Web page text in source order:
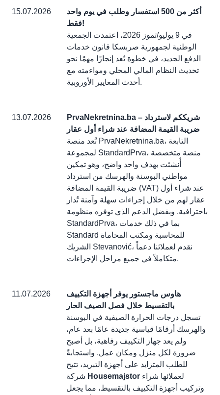
15.07.2026
أكثر من 500 استفسار وطلب في يوم واحد
فقط!
في 9 يوليو/تموز 2026، اعتمدت الجمعية
الوطنية لجمهورية صربسكا قانون خدمات
الدفع الجديد، في خطوة تُعد إنجازًا مهمًا نحو
تحديث النظام المالي المحلي ومواءمته مع
أحدث المعايير الأوروبية.
13.07.2026
PrvaNekretnina.ba – شريككم لاسترداد
ضريبة القيمة المضافة عند شراء أول عقار
تُعد منصة PrvaNekretnina.ba، التابعة
لمجموعة StandardPrva، منصة متخصصة
أُنشئت بهدف واحد واضح، وهو تمكين
مواطني البوسنة والهرسك من استرداد
ضريبة القيمة المضافة (VAT) عند شراء أول
عقار لهم من خلال إجراءات سهلة وآمنة تُدار
باحترافية. وبفضل الدعم الذي توفره منظومة
StandardPrva، بما في ذلك خدمات
Standard للمحاسبة ومكتب المحاماة
الشريك Stevanović، نقدم لعملائنا دعماً
متكاملاً في جميع مراحل الإجراءات.
11.07.2026
هاوس ماجستور يوفر أجهزة التكييف
بالتقسيط خلال فصل الصيف الحار
تسجل درجات الحرارة الصيفية في البوسنة
والهرسك أرقامًا قياسية جديدة عامًا بعد عام،
ولم يعد جهاز التكييف رفاهية، بل أصبح
ضرورة لكل منزل ومكان عمل. واستجابةً
للطلب المتزايد على أجهزة التبريد، تتيح
Housemajstor
وتركيب أجهزة التكييف بالتقسيط، مما يجعل